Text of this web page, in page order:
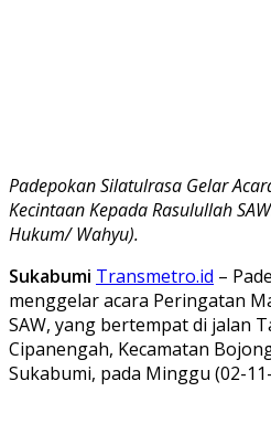
Padepokan Silatulrasa Gelar
Kecintaan Kepada Rasulullah
Hukum/ Wahyu).
Sukabumi Transmetro.id –
menggelar acara Peringatan
SAW, yang bertempat di jalan
Cipanengah, Kecamatan
Sukabumi, pada Minggu (02-